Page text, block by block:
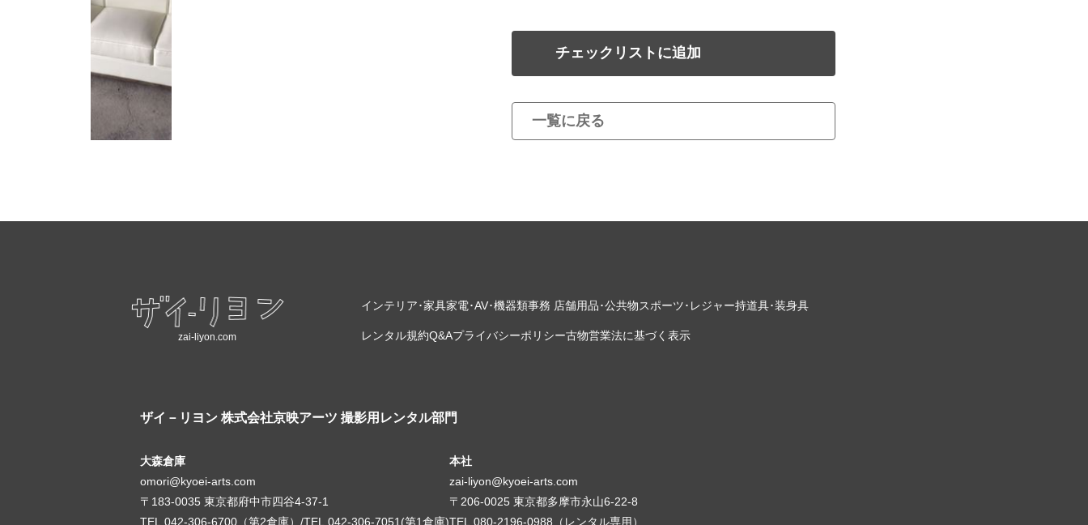
チェックリストに追加
一覧に戻る
zai-liyon.com
インテリア･家具家電･AV･機器類事務 店舗用品･公共物スポーツ･レジャー持道具･装身具
レンタル規約Q&Aプライバシーポリシー古物営業法に基づく表示
ザイ－リヨン 株式会社京映アーツ 撮影用レンタル部門
大森倉庫
omori@kyoei-arts.com
〒183-0035 東京都府中市四谷4-37-1
TEL.042-306-6700（第2倉庫）/TEL.042-306-7051(第1倉庫)
本社
zai-liyon@kyoei-arts.com
〒206-0025 東京都多摩市永山6-22-8
TEL.080-2196-0988（レンタル専用）